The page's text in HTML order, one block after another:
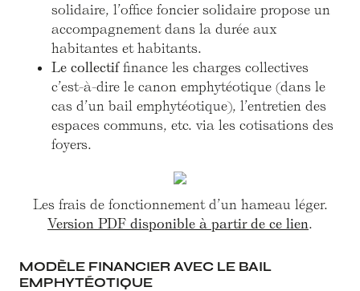
solidaire, l’office foncier solidaire propose un
accompagnement dans la durée aux
habitantes et habitants.
Le collectiffinance les charges collectives
c’est-à-dire le canon emphytéotique (dans le
cas d’un bail emphytéotique), l’entretien des
espaces communs, etc. via les cotisations des
foyers.
Les frais de fonctionnement d’un hameau léger.
Version PDF disponible à partir de ce lien.
MODÈLE FINANCIER AVEC LE BAIL
EMPHYTÉOTIQUE